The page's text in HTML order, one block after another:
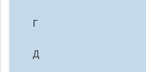
Г
Д